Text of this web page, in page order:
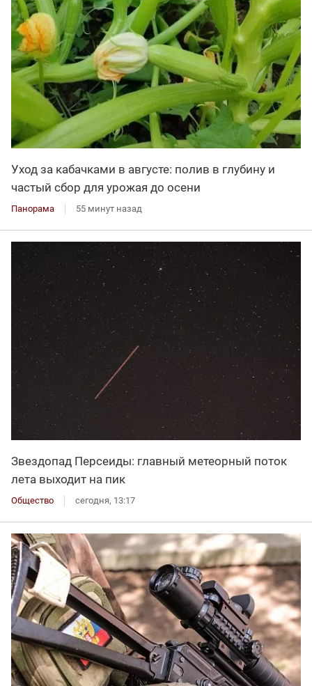
Уход за кабачками в августе: полив в глубину и
частый сбор для урожая до осени
Панорама 55 минут назад
Звездопад Персеиды: главный метеорный поток
лета выходит на пик
Общество сегодня, 13:17